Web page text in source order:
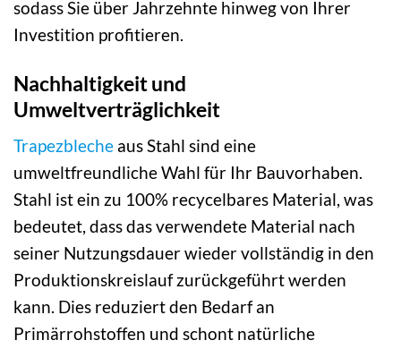
sodass Sie über Jahrzehnte hinweg von Ihrer
Investition profitieren.
Nachhaltigkeit und
Umweltverträglichkeit
Trapezbleche aus Stahl sind eine
umweltfreundliche Wahl für Ihr Bauvorhaben.
Stahl ist ein zu 100% recycelbares Material, was
bedeutet, dass das verwendete Material nach
seiner Nutzungsdauer wieder vollständig in den
Produktionskreislauf zurückgeführt werden
kann. Dies reduziert den Bedarf an
Primärrohstoffen und schont natürliche